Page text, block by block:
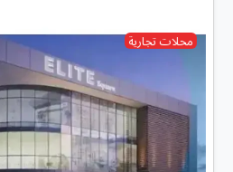
محلات تجارية